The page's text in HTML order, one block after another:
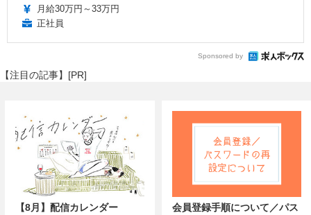
月給30万円～33万円
正社員
Sponsored by
【注目の記事】[PR]
【8月】配信カレンダー
会員登録手順について／パス